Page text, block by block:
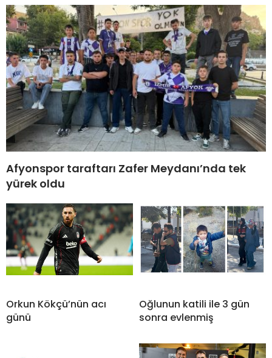
Afyonspor taraftarı Zafer Meydanı’nda tek
yürek oldu
Orkun Kökçü’nün acı
günü
Oğlunun katili ile 3 gün
sonra evlenmiş